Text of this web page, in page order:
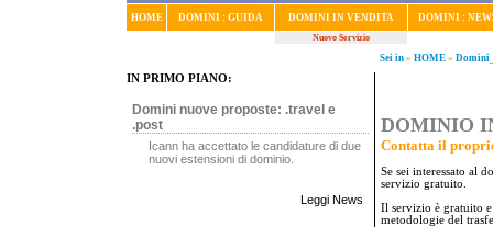
HOME DOMINI : GUIDA DOMINI IN VENDITA DOMINI :
Nuovo Servizio
Sei in » HOME »
IN PRIMO PIANO:
Domini nuove proposte: .travel e
.post
Icann ha accettato le candidature di due
nuovi estensioni di dominio.
Leggi News
DOMINIO
Contatta il
Se sei interessato al
servizio gratuito.
Il servizio è gratuito
metodologie del